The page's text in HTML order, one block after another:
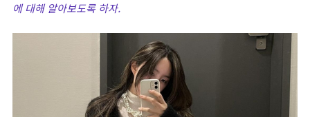
에 대해 알아보도록 하자.